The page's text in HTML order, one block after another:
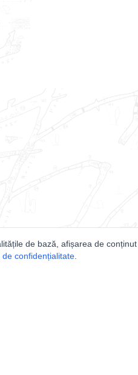
de bază, afișarea de
de confidențialitate